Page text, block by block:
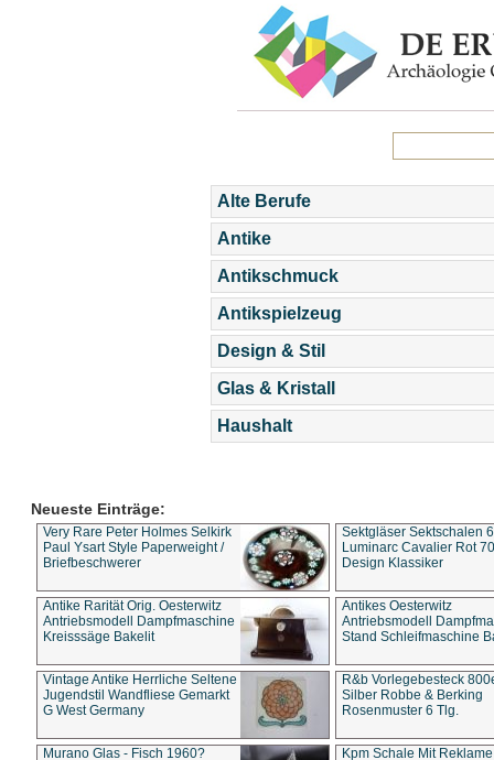
Alte Berufe
Antike
Antikschmuck
Antikspielzeug
Design & Stil
Glas & Kristall
Haushalt
Neueste Einträge:
Very Rare Peter Holmes Selkirk
Paul Ysart Style Paperweight /
Briefbeschwerer
Sektgläser Sektschalen
Luminarc Cavalier Rot
Design Klassiker
Antike Rarität Orig. Oesterwitz
Antriebsmodell Dampfmaschine
Kreisssäge Bakelit
Antikes Oesterwitz
Antriebsmodell
Stand Schleifmaschine
Vintage Antike Herrliche Seltene
Jugendstil Wandfliese Gemarkt
G West Germany
R&b Vorlegebesteck
Silber Robbe & Berking
Rosenmuster 6 Tlg.
Murano Glas - Fisch 1960?
Kpm Schale Mit Reklame